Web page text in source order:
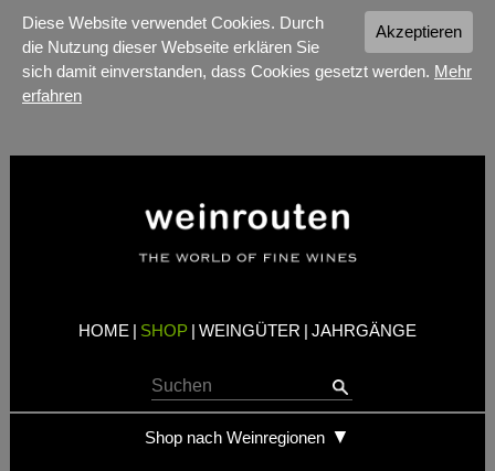
Akzeptieren
Diese Website verwendet Cookies. Durch
die Nutzung dieser Webseite erklären Sie
sich damit einverstanden, dass Cookies gesetzt werden. Mehr
erfahren
HOME | SHOP | WEINGÜTER | JAHRGÄNGE
Shop nach Weinregionen